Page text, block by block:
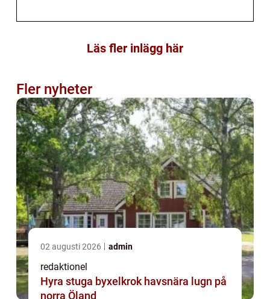
Läs fler inlägg här
Fler nyheter
02 augusti 2026 admin
redaktionel
Hyra stuga byxelkrok havsnära lugn på
norra Öland